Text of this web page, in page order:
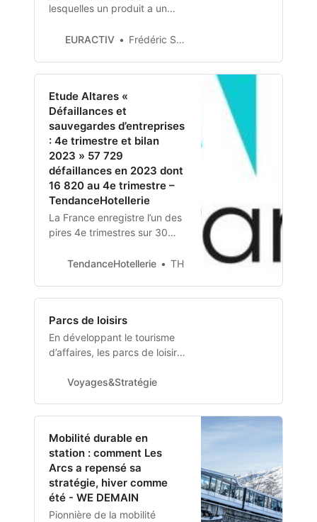
lesquelles un produit a un
positif » sur l’environnement
dans l’UE, dans le cadre
d’une législation visant à
lutter contre les allégations
environnementales
trompeuses.
EURACTIV Frédéric Simon
Etude Altares «
Défaillances et
sauvegardes d’entreprises
: 4e trimestre et bilan
2023 » 57 729
défaillances en 2023 dont
16 820 au 4e trimestre –
TendanceHotellerie
La France enregistre l’un des
pires 4e trimestres sur 30
loin des référentiels de crises
à…
TendanceHotellerie TH
Parcs de loisirs
En développant le tourisme
d’affaires, les parcs de loisirs
de nouveaux clients et de
en main », idéale pour
renforcer la cohésion
d’équipe. Qui aurait pu croire,
il y a 25…
Voyages&Stratégie
Mobilité durable en
station : comment Les
Arcs a repensé sa
stratégie, hiver comme
été - WE DEMAIN
Pionnière de la mobilité